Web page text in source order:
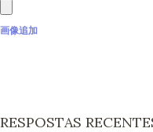
画像追加
RESPOSTAS